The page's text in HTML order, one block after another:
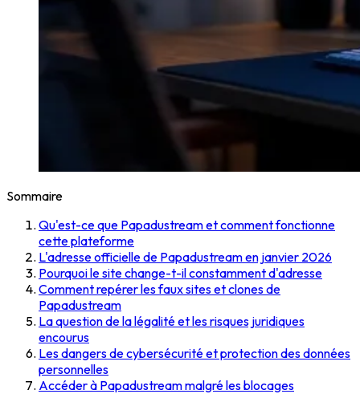
Sommaire
Qu'est-ce que Papadustream et comment fonctionne
cette plateforme
L'adresse officielle de Papadustream en janvier 2026
Pourquoi le site change-t-il constamment d'adresse
Comment repérer les faux sites et clones de
Papadustream
La question de la légalité et les risques juridiques
encourus
Les dangers de cybersécurité et protection des données
personnelles
Accéder à Papadustream malgré les blocages